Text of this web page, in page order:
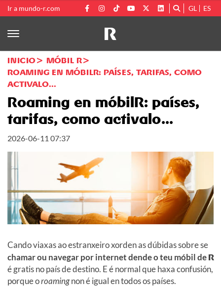
Ir a mundo-r.com GL ES
INICIO
MÓBIL R
ROAMING EN MÓBILR: PAÍSES, TARIFAS, COMO
ACTIVALO...
Roaming en móbilR: países,
tarifas, como activalo...
2026-06-11 07:37
Cando viaxas ao estranxeiro xorden as dúbidas sobre se
chamar ou navegar por internet dende o teu móbil deR
é gratis no país de destino. E é normal que haxa confusión,
porque oroamingnon é igual en todos os países.